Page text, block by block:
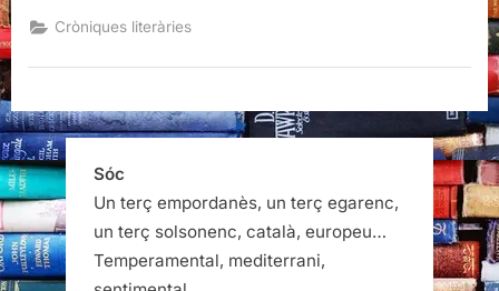
a
Terrassa”
Cròniques literàries
Sóc
Un terç empordanès, un terç egarenc,
un terç solsonenc, català, europeu…
Temperamental, mediterrani,